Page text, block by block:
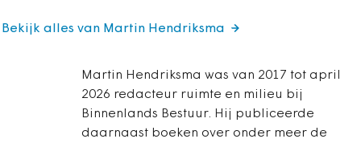
Martin Hendriksma was van 2017 tot april
2026 redacteur ruimte en milieu bij
Binnenlands Bestuur. Hij publiceerde
daarnaast boeken over onder meer de
Bekijk alles van Martin Hendriksma